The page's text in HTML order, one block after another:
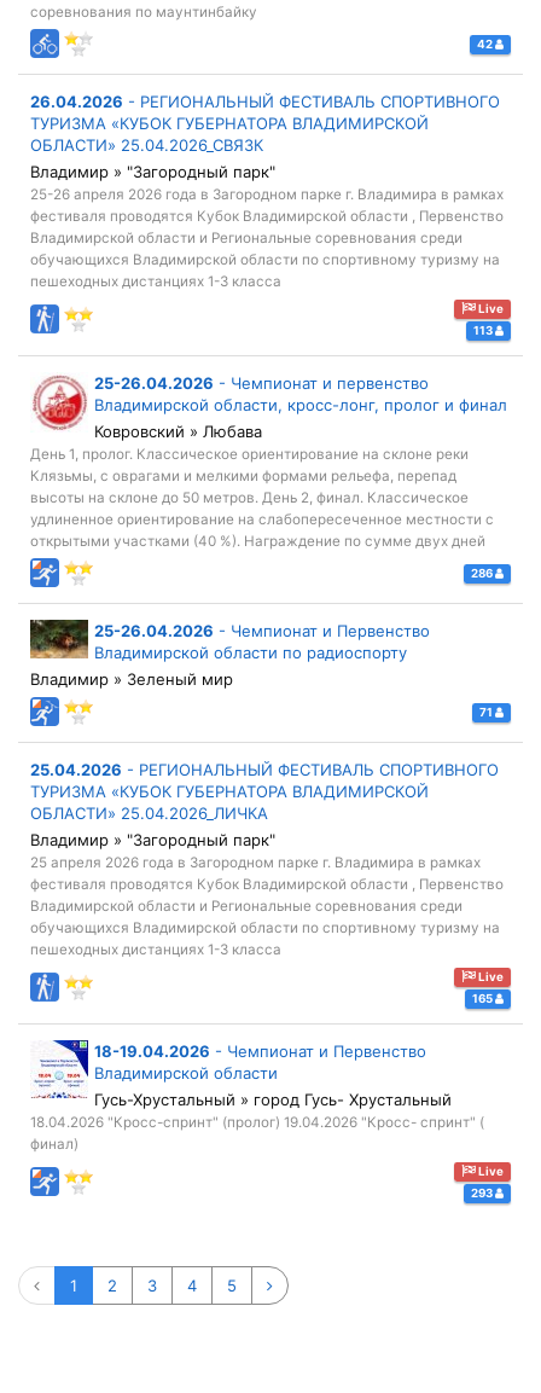
соревнования по маунтинбайку
42
26.04.2026 - РЕГИОНАЛЬНЫЙ ФЕСТИВАЛЬ СПОРТИВНОГО
ТУРИЗМА «КУБОК ГУБЕРНАТОРА ВЛАДИМИРСКОЙ
ОБЛАСТИ» 25.04.2026_СВЯЗК
Владимир » "Загородный парк"
25-26 апреля 2026 года в Загородном парке г. Владимира в рамках
фестиваля проводятся Кубок Владимирской области , Первенство
Владимирской области и Региональные соревнования среди
обучающихся Владимирской области по спортивному туризму на
пешеходных дистанциях 1-3 класса
Live
113
25-26.04.2026 - Чемпионат и первенство
Владимирской области, кросс-лонг, пролог и финал
Ковровский » Любава
День 1, пролог. Классическое ориентирование на склоне реки
Клязьмы, с оврагами и мелкими формами рельефа, перепад
высоты на склоне до 50 метров. День 2, финал. Классическое
удлиненное ориентирование на слабопересеченное местности с
открытыми участками (40 %). Награждение по сумме двух дней
286
25-26.04.2026 - Чемпионат и Первенство
Владимирской области по радиоспорту
Владимир » Зеленый мир
71
25.04.2026 - РЕГИОНАЛЬНЫЙ ФЕСТИВАЛЬ СПОРТИВНОГО
ТУРИЗМА «КУБОК ГУБЕРНАТОРА ВЛАДИМИРСКОЙ
ОБЛАСТИ» 25.04.2026_ЛИЧКА
Владимир » "Загородный парк"
25 апреля 2026 года в Загородном парке г. Владимира в рамках
фестиваля проводятся Кубок Владимирской области , Первенство
Владимирской области и Региональные соревнования среди
обучающихся Владимирской области по спортивному туризму на
пешеходных дистанциях 1-3 класса
Live
165
18-19.04.2026 - Чемпионат и Первенство
Владимирской области
Гусь-Хрустальный » город Гусь- Хрустальный
18.04.2026 "Кросс-спринт" (пролог) 19.04.2026 "Кросс- спринт" (
финал)
Live
293
1 2 3 4 5